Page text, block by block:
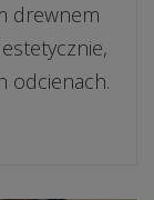
drewnem
odcienach.